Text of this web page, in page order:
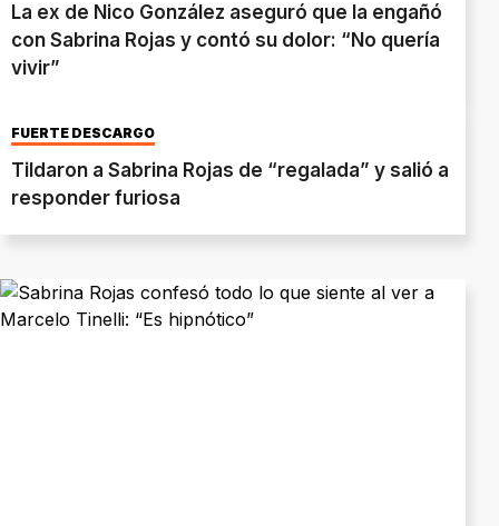
La ex de Nico González aseguró que la engañó
con Sabrina Rojas y contó su dolor: “No quería
vivir”
FUERTE DESCARGO
Tildaron a Sabrina Rojas de “regalada” y salió a
responder furiosa